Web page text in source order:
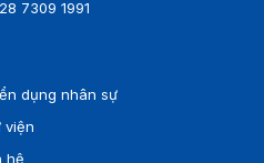
7309 1991
dụng nhân sự
viện
hệ